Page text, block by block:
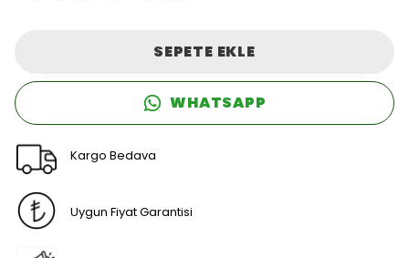
SEPETE EKLE
WHATSAPP
Kargo Bedava
Uygun Fiyat Garantisi